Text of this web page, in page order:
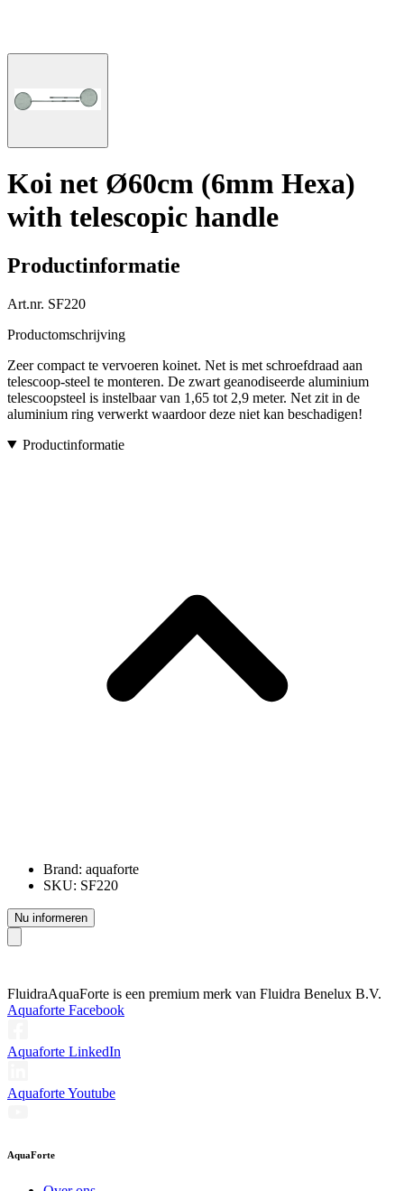
Koi net Ø60cm (6mm Hexa)
with telescopic handle
Productinformatie
Art.nr. SF220
Productomschrijving
Zeer compact te vervoeren koinet. Net is met schroefdraad aan
telescoop-steel te monteren. De zwart geanodiseerde aluminium
telescoopsteel is instelbaar van 1,65 tot 2,9 meter. Net zit in de
aluminium ring verwerkt waardoor deze niet kan beschadigen!
Productinformatie
Brand: aquaforte
SKU: SF220
Nu informeren
FluidraAquaForte is een premium merk van Fluidra Benelux B.V.
Aquaforte Facebook
Aquaforte LinkedIn
Aquaforte Youtube
AquaForte